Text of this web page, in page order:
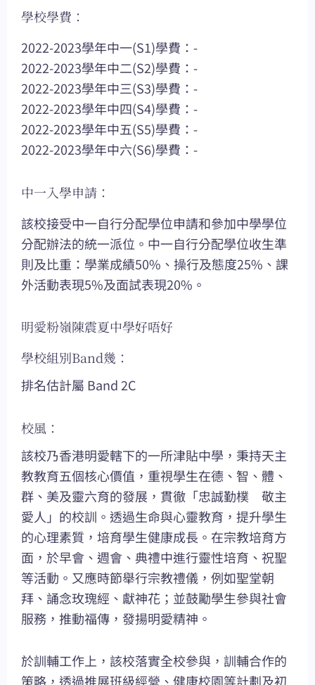
學校學費：
2022-2023學年中一(S1)學費：-
2022-2023學年中二(S2)學費：-
2022-2023學年中三(S3)學費：-
2022-2023學年中四(S4)學費：-
2022-2023學年中五(S5)學費：-
2022-2023學年中六(S6)學費：-
中一入學申請：
該校接受中一自行分配學位申請和參加中學學位
分配辦法的統一派位。中一自行分配學位收生準
則及比重：學業成績50%、操行及態度25%、課
外活動表現5%及面試表現20%。
明愛粉嶺陳震夏中學好唔好
學校組別Band幾：
排名估計屬 Band 2C
校風：
該校乃香港明愛轄下的一所津貼中學，秉持天主
教教育五個核心價值，重視學生在德、智、體、
群、美及靈六育的發展，貫徹「忠誠勤樸 敬主
愛人」的校訓。透過生命與心靈教育，提升學生
的心理素質，培育學生健康成長。在宗教培育方
面，於早會、週會、典禮中進行靈性培育、祝聖
等活動。又應時節舉行宗教禮儀，例如聖堂朝
拜、誦念玫瑰經、獻神花；並鼓勵學生參與社會
服務，推動福傳，發揚明愛精神。
於訓輔工作上，該校落實全校參與，訓輔合作的
策略，透過推展班級經營、健康校園等計劃及初